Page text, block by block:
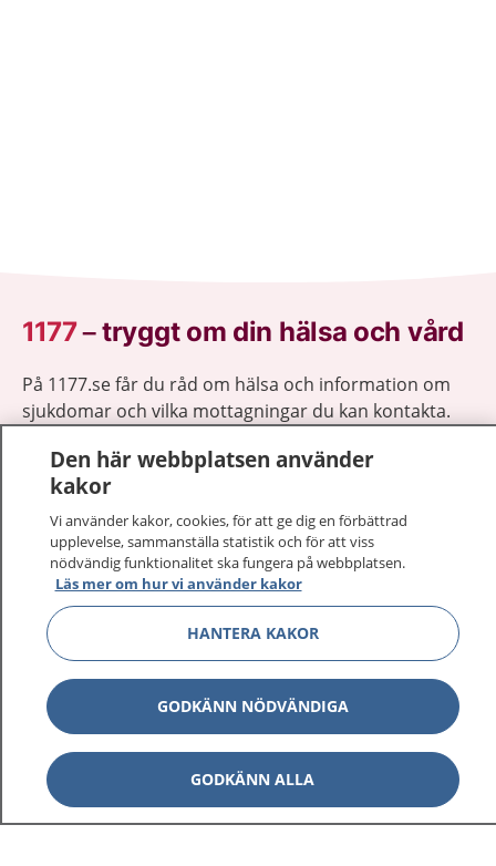
1177–tryggt om din hälsa och vård
På 1177.se får du råd om hälsa och information om
sjukdomar och vilka mottagningar du kan kontakta.
vårdärenden. Ring telefonnummer 1177 för
sjukvårdsrådgivning dygnet runt.
1177 ger dig råd när du vill må bättre.
1177 på flera språk Visa
Om 1177 Visa
Kontakt Visa
Den här webbplatsen använder
kakor
Vi använder kakor, cookies, för att ge dig en förbättrad
upplevelse, sammanställa statistik och för att viss
nödvändig funktionalitet ska fungera på webbplatsen.
Läs mer om hur vi använder kakor
HANTERA KAKOR
GODKÄNN NÖDVÄNDIGA
GODKÄNN ALLA